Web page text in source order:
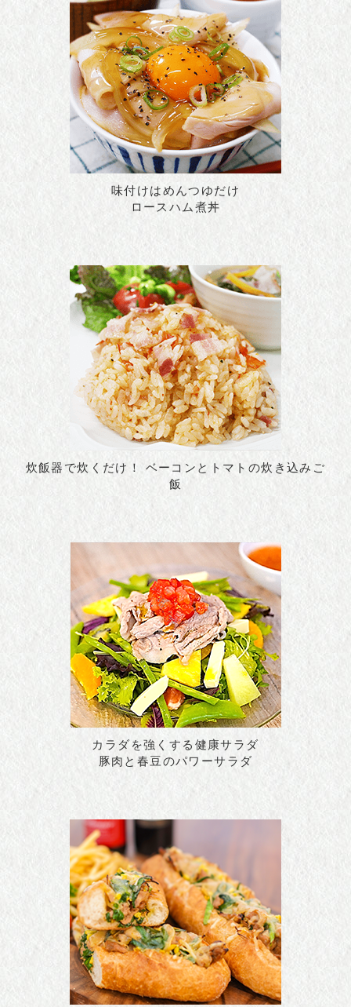
味付けはめんつゆだけ
ロースハム煮丼
炊飯器で炊くだけ！ ベーコンとトマトの炊き込みご
飯
カラダを強くする健康サラダ
豚肉と春豆のパワーサラダ